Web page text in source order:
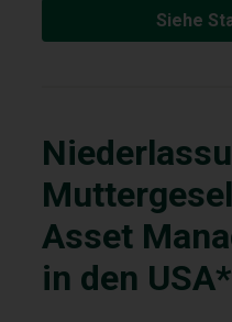
Siehe
Asset
in den USA*